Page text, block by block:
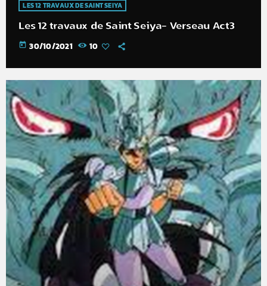
LES 12 TRAVAUX DE SAINT SEIYA
Les 12 travaux de Saint Seiya- Verseau Act3
today 30/10/2021 10